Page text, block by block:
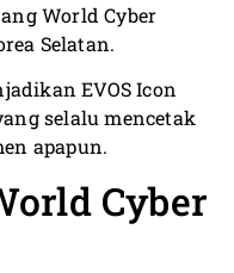
World Cyber
Selatan.
EVOS Icon
selalu mencetak
apapun.
Cyber